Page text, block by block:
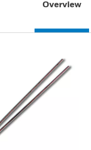
Overview